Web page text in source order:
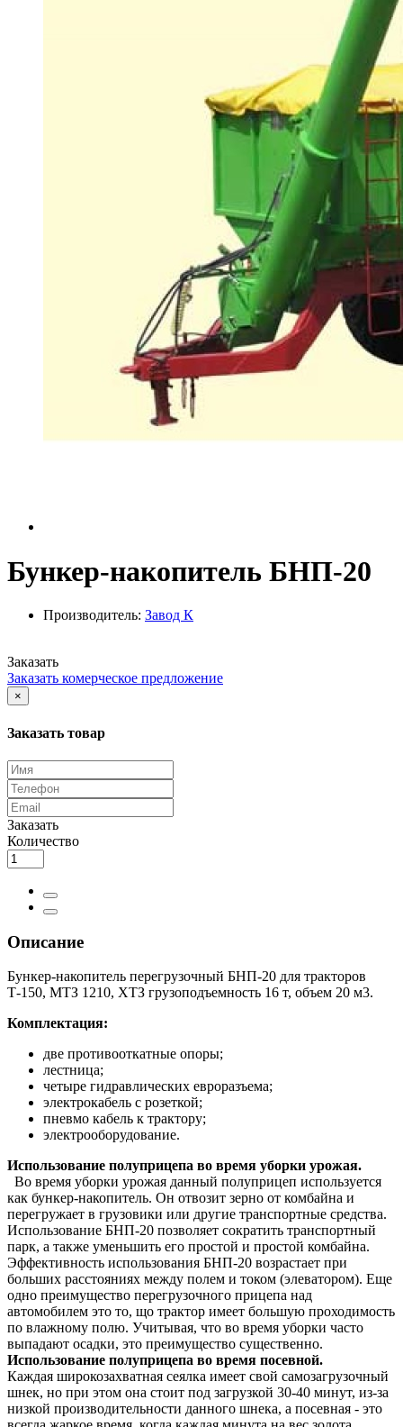
Бункер-накопитель БНП-20
Производитель: Завод К
Заказать
Заказать комерческое предложение
×
Заказать товар
Заказать
Количество
Описание
Бункер-накопитель перегрузочный БНП-20 для тракторов
Т-150, МТЗ 1210, ХТЗ грузоподъемность 16 т, объем 20 м3.
Комплектация:
две противооткатные опоры;
лестница;
четыре гидравлических евроразъема;
электрокабель с розеткой;
пневмо кабель к трактору;
электрооборудование.
Использование полуприцепа во время уборки урожая.
Во время уборки урожая данный полуприцеп используется
как бункер-накопитель. Он отвозит зерно от комбайна и
перегружает в грузовики или другие транспортные средства.
Использование БНП-20 позволяет сократить транспортный
парк, а также уменьшить его простой и простой комбайна.
Эффективность использования БНП-20 возрастает при
больших расстояниях между полем и током (элеватором). Еще
одно преимущество перегрузочного прицепа над
автомобилем это то, що трактор имеет большую проходимость
по влажному полю. Учитывая, что во время уборки часто
выпадают осадки, это преимущество существенно.
Использование полуприцепа во время посевной.
Каждая широкозахватная сеялка имеет свой самозагрузочный
шнек, но при этом она стоит под загрузкой 30-40 минут, из-за
низкой производительности данного шнека, а посевная - это